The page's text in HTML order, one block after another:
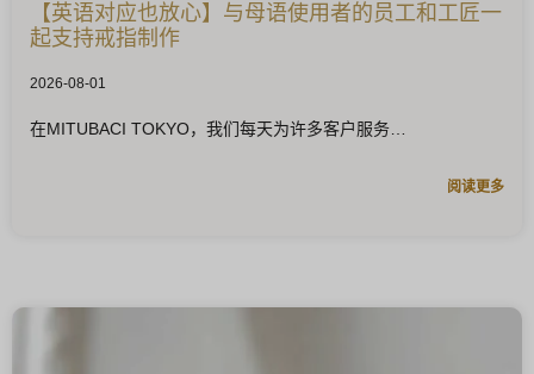
【英语对应也放心】与母语使用者的员工和工匠一
起支持戒指制作
2026-08-01
在MITUBACI TOKYO，我们每天为许多客户服务
阅读更多